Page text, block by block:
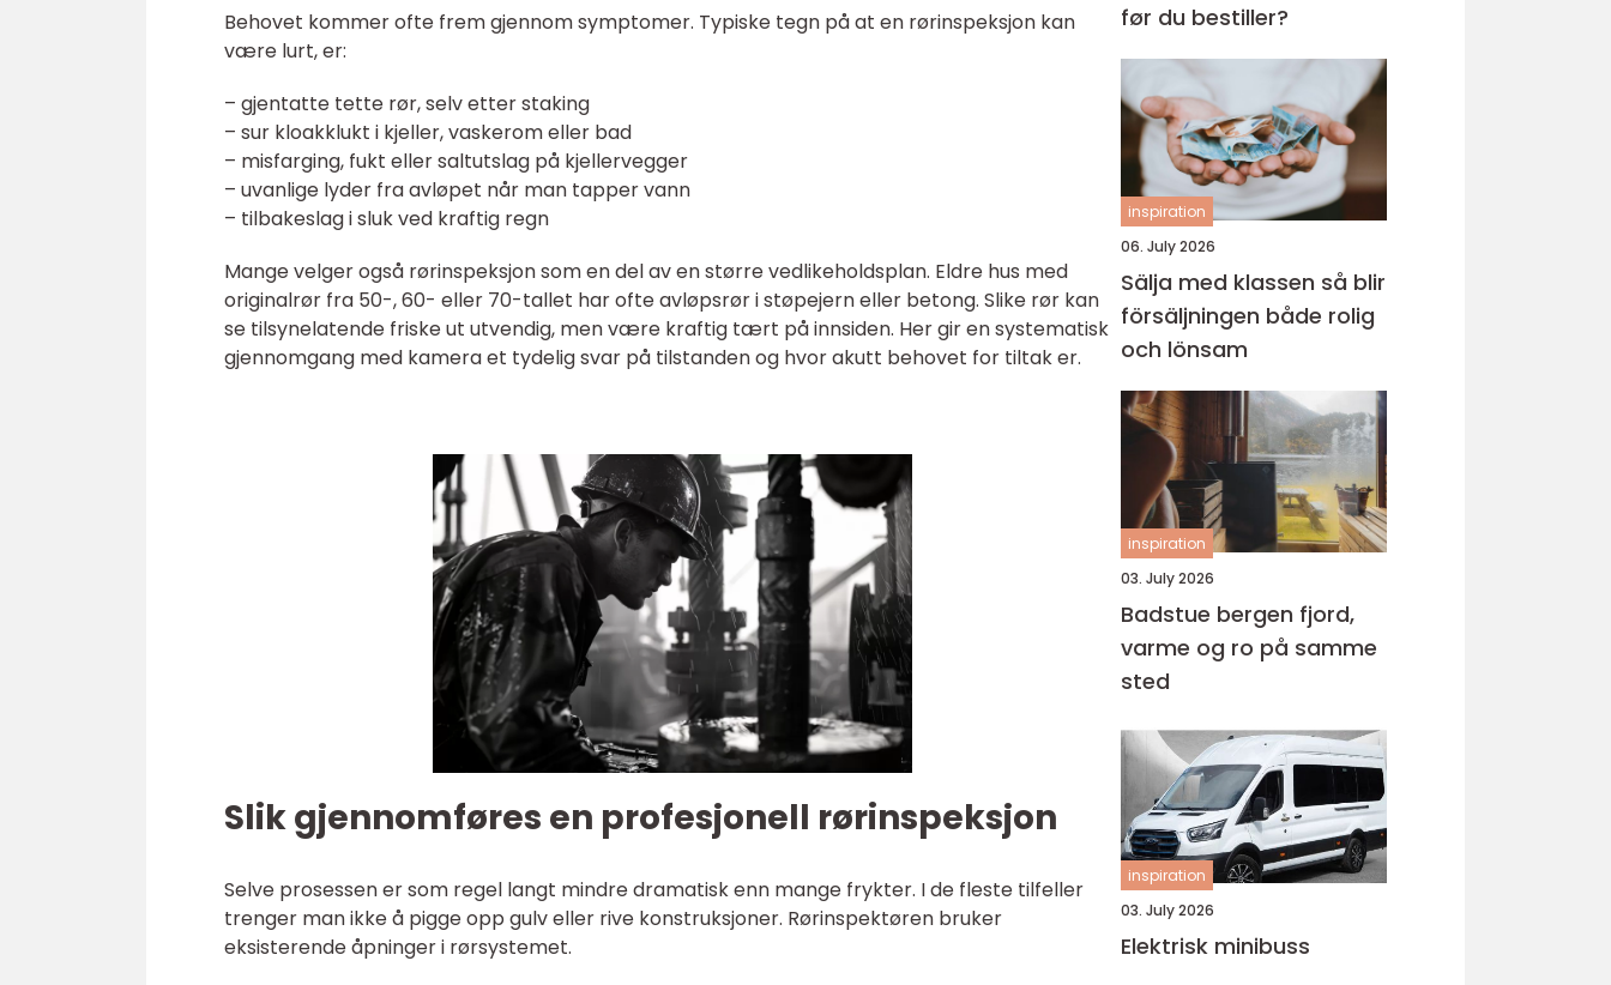
Behovet kommer ofte frem gjennom symptomer. Typiske tegn på at en rørinspeksjon kan
være lurt, er:
– gjentatte tette rør, selv etter staking
– sur kloakklukt i kjeller, vaskerom eller bad
– misfarging, fukt eller saltutslag på kjellervegger
– uvanlige lyder fra avløpet når man tapper vann
– tilbakeslag i sluk ved kraftig regn
Mange velger også rørinspeksjon som en del av en større vedlikeholdsplan. Eldre hus med
originalrør fra 50-, 60- eller 70-tallet har ofte avløpsrør i støpejern eller betong. Slike rør kan
se tilsynelatende friske ut utvendig, men være kraftig tært på innsiden. Her gir en systematisk
gjennomgang med kamera et tydelig svar på tilstanden og hvor akutt behovet for tiltak er.
Slik gjennomføres en profesjonell rørinspeksjon
Selve prosessen er som regel langt mindre dramatisk enn mange frykter. I de fleste tilfeller
trenger man ikke å pigge opp gulv eller rive konstruksjoner. Rørinspektøren bruker
eksisterende åpninger i rørsystemet.
før du bestiller?
inspiration
06. July 2026
Sälja med klassen så blir
försäljningen både rolig
och lönsam
inspiration
03. July 2026
Badstue bergen fjord,
varme og ro på samme
sted
inspiration
03. July 2026
Elektrisk minibuss